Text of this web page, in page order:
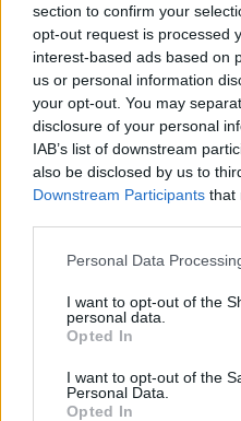
section to confirm your
opt-out request is processed
interest-based ads based on
us or personal information
your opt-out. You may
disclosure of your personal
IAB’s list of downstream
also be disclosed by us to
Downstream Participants that
Personal Data
I want to opt-out of the
personal data.
Opted In
I want to opt-out of the
Personal Data.
Opted In